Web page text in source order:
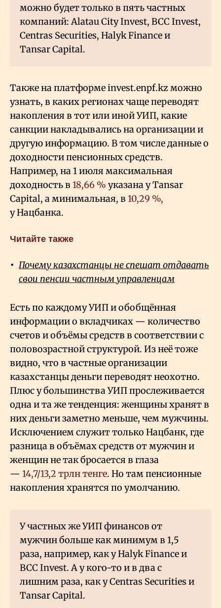
можно будет только в пять частных
компаний: Alatau City Invest, BCC Invest,
Centras Securities, Halyk Finance и
Tansar Capital.
Также на платформе invest.enpf.kz можно
узнать, в каких регионах чаще переводят
накопления в тот или иной УИП, какие
санкции накладывались на организации и
другую информацию. В том числе данные о
доходности пенсионных средств.
Например, на 1 июля максимальная
доходность в 18,66 % указана у Tansar
Capital, а минимальная, в 10,29 %,
у Нацбанка.
Читайте также
Почему казахстанцы не спешат отдавать
свои пенсии частным управленцам
Есть по каждому УИП и обобщённая
информации о вкладчиках — количество
счетов и объёмы средств в соответствии с
половозрастной структурой. Из неё тоже
видно, что в частные организации
казахстанцы деньги переводят неохотно.
Плюс у большинства УИП прослеживается
одна и та же тенденция: женщины хранят в
них деньги заметно меньше, чем мужчины.
Исключением служит только Нацбанк, где
разница в объёмах средств от мужчин и
женщин не так бросается в глаза
— 14,7/13,2 трлн тенге. Но там пенсионные
накопления хранятся по умолчанию.
У частных же УИП финансов от
мужчин больше как минимум в 1,5
раза, например, как у Halyk Finance и
BCC Invest. А у кого-то и в два с
лишним раза, как у Centras Securities и
Tansar Capital.